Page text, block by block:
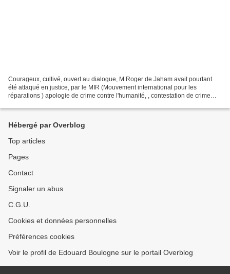
Courageux, cultivé, ouvert au dialogue, M.Roger de Jaham avait pourtant
été attaqué en justice, par le MIR (Mouvement international pour les
réparations ) apologie de crime contre l'humanité, , contestation de crime
Hébergé par Overblog
Top articles
Pages
Contact
Signaler un abus
C.G.U.
Cookies et données personnelles
Préférences cookies
Voir le profil de Edouard Boulogne sur le portail Overblog